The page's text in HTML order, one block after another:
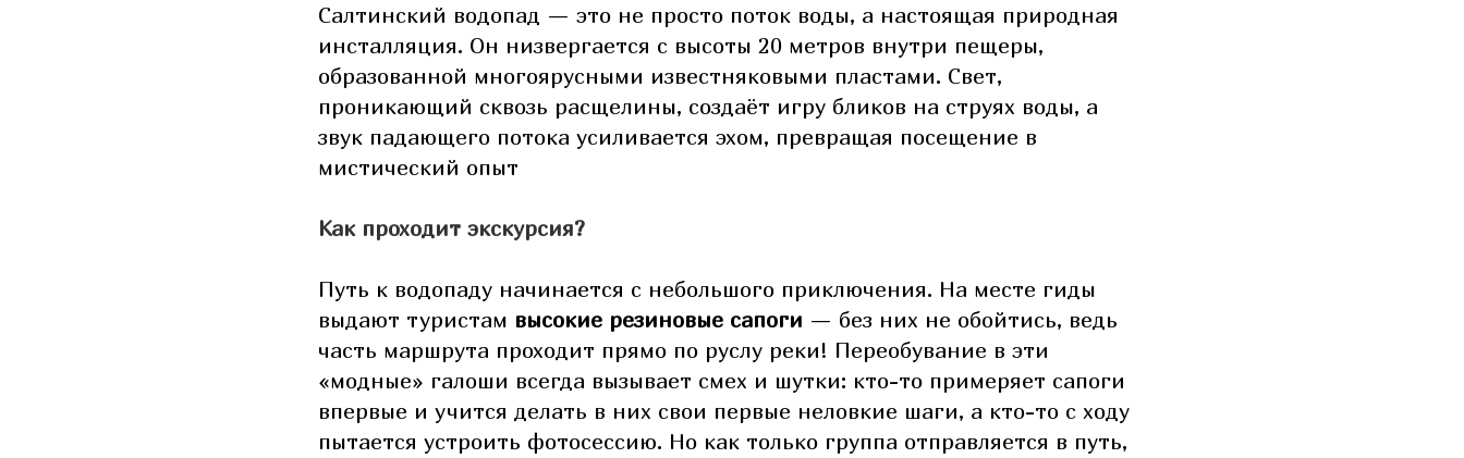
Салтинский водопад — это не просто поток воды, а настоящая природная
инсталляция. Он низвергается с высоты 20 метров внутри пещеры,
образованной многоярусными известняковыми пластами. Свет,
проникающий сквозь расщелины, создаёт игру бликов на струях воды, а
звук падающего потока усиливается эхом, превращая посещение в
мистический опыт
Как проходит экскурсия?
Путь к водопаду начинается с небольшого приключения. На месте гиды
выдают туристам высокие резиновые сапоги — без них не обойтись, ведь
часть маршрута проходит прямо по руслу реки! Переобувание в эти
«модные» галоши всегда вызывает смех и шутки: кто-то примеряет сапоги
впервые и учится делать в них свои первые неловкие шаги, а кто-то с ходу
пытается устроить фотосессию. Но как только группа отправляется в путь,